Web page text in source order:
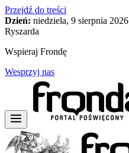
Przejdź do treści
Dzień: niedziela, 9 sierpnia 2026
Ryszarda
Wspieraj Frondę
Wesprzyj nas